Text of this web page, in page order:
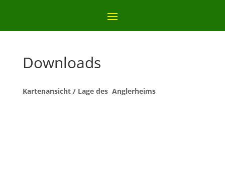
Downloads
Kartenansicht / Lage des Anglerheims